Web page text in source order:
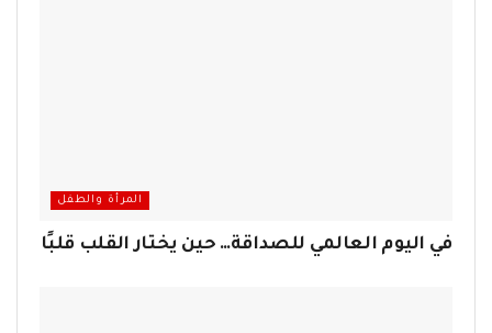
المرأة والطفل
في اليوم العالمي للصداقة… حين يختار القلب قلبًا